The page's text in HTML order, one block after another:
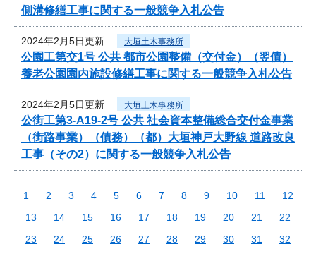
側溝修繕工事に関する一般競争入札公告
2024年2月5日更新 大垣土木事務所
公園工第交1号 公共 都市公園整備（交付金）（翌債）
養老公園園内施設修繕工事に関する一般競争入札公告
2024年2月5日更新 大垣土木事務所
公街工第3-A19-2号 公共 社会資本整備総合交付金事業
（街路事業）（債務）（都）大垣神戸大野線 道路改良
工事（その2）に関する一般競争入札公告
1 2 3 4 5 6 7 8 9 10 11
12
13
14 15 16 17 18 19 20 21
22
23
24 25 26 27 28 29 30 31
32